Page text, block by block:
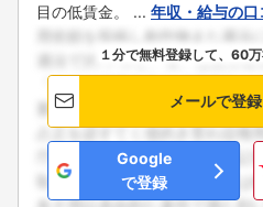
目の低賃金。 ... 年収・給与の
１分で無料登録して、60
メールで登録
Google
で登録